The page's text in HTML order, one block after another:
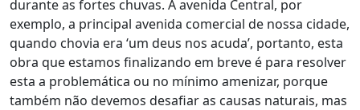
durante as fortes chuvas. A avenida Central, por
exemplo, a principal avenida comercial de nossa cidade,
quando chovia era ‘um deus nos acuda’, portanto, esta
obra que estamos finalizando em breve é para resolver
esta a problemática ou no mínimo amenizar, porque
também não devemos desafiar as causas naturais, mas